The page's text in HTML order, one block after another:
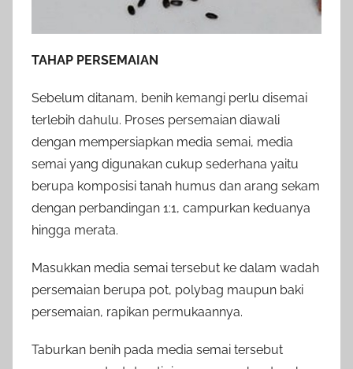
TAHAP PERSEMAIAN
Sebelum ditanam, benih kemangi perlu disemai
terlebih dahulu. Proses persemaian diawali
dengan mempersiapkan media semai, media
semai yang digunakan cukup sederhana yaitu
berupa komposisi tanah humus dan arang sekam
dengan perbandingan 1:1, campurkan keduanya
hingga merata.
Masukkan media semai tersebut ke dalam wadah
persemaian berupa pot, polybag maupun baki
persemaian, rapikan permukaannya.
Taburkan benih pada media semai tersebut